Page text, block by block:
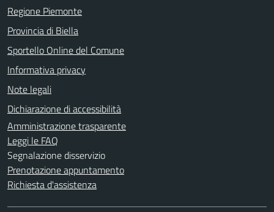
Regione Piemonte
Provincia di Biella
Sportello Online del Comune
Informativa privacy
Note legali
Dichiarazione di accessibilità
Amministrazione trasparente
Leggi le FAQ
Segnalazione disservizio
Prenotazione appuntamento
Richiesta d'assistenza